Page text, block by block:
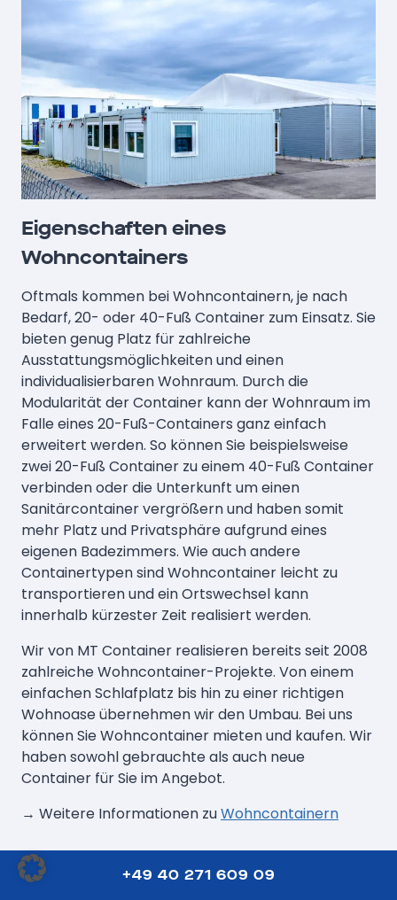
Eigenschaften eines
Wohncontainers
Oftmals kommen bei Wohncontainern, je nach
Bedarf, 20- oder 40-Fuß Container zum Einsatz. Sie
bieten genug Platz für zahlreiche
Ausstattungsmöglichkeiten und einen
individualisierbaren Wohnraum. Durch die
Modularität der Container kann der Wohnraum im
Falle eines 20-Fuß-Containers ganz einfach
erweitert werden. So können Sie beispielsweise
zwei 20-Fuß Container zu einem 40-Fuß Container
verbinden oder die Unterkunft um einen
Sanitärcontainer vergrößern und haben somit
mehr Platz und Privatsphäre aufgrund eines
eigenen Badezimmers. Wie auch andere
Containertypen sind Wohncontainer leicht zu
transportieren und ein Ortswechsel kann
innerhalb kürzester Zeit realisiert werden.
Wir von MT Container realisieren bereits seit 2008
zahlreiche Wohncontainer-Projekte. Von einem
einfachen Schlafplatz bis hin zu einer richtigen
Wohnoase übernehmen wir den Umbau. Bei uns
können Sie Wohncontainer mieten und kaufen. Wir
haben sowohl gebrauchte als auch neue
Container für Sie im Angebot.
→ Weitere Informationen zuWohncontainern
Container: In welcher Größe
+49 40 271 609 09